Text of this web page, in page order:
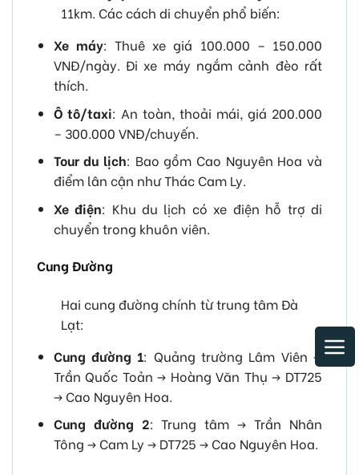
11km. Các cách di chuyển phổ biến:
Xe máy: Thuê xe giá 100.000 – 150.000
VNĐ/ngày. Đi xe máy ngắm cảnh đèo rất
thích.
Ô tô/taxi: An toàn, thoải mái, giá 200.000
– 300.000 VNĐ/chuyến.
Tour du lịch: Bao gồm Cao Nguyên Hoa và
điểm lân cận như Thác Cam Ly.
Xe điện: Khu du lịch có xe điện hỗ trợ di
chuyển trong khuôn viên.
Cung Đường
Hai cung đường chính từ trung tâm Đà
Lạt:
Cung đường 1: Quảng trường Lâm Viên ->
Trần Quốc Toản -> Hoàng Văn Thụ -> DT725
-> Cao Nguyên Hoa.
Cung đường 2: Trung tâm -> Trần Nhân
Tông -> Cam Ly -> DT725 -> Cao Nguyên Hoa.